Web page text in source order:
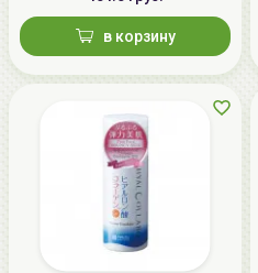
в корзину